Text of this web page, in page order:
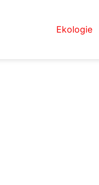
Ekologie